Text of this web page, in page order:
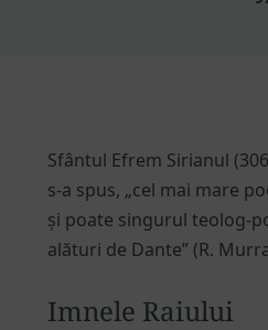
Sfântul Efrem Sirianul
s-a spus, „cel mai mare
și poate singurul teolog-
alături de Dante” (R.
Imnele Raiului